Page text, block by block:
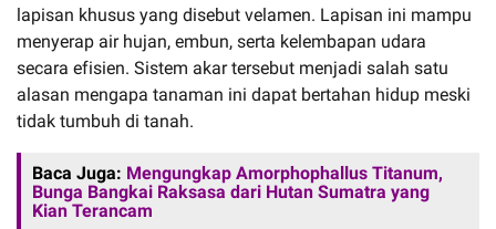
lapisan khusus yang disebut velamen. Lapisan ini mampu
menyerap air hujan, embun, serta kelembapan udara
secara efisien. Sistem akar tersebut menjadi salah satu
alasan mengapa tanaman ini dapat bertahan hidup meski
tidak tumbuh di tanah.
Baca Juga: Mengungkap Amorphophallus Titanum,
Bunga Bangkai Raksasa dari Hutan Sumatra yang
Kian Terancam